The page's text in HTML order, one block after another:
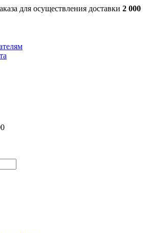
для осуществления доставки 2 000